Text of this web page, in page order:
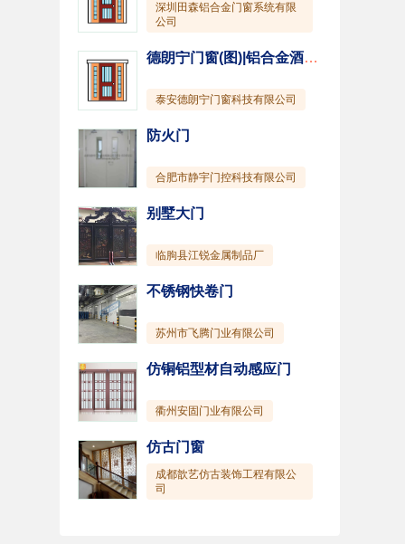
深圳田森铝合金门窗系统有限
公司
德朗宁门窗(图)|铝合金酒柜的优点|临沂市铝合金酒柜
泰安德朗宁门窗科技有限公司
防火门
合肥市静宇门控科技有限公司
别墅大门
临朐县江锐金属制品厂
不锈钢快卷门
苏州市飞腾门业有限公司
仿铜铝型材自动感应门
衢州安固门业有限公司
仿古门窗
成都歆艺仿古装饰工程有限公
司